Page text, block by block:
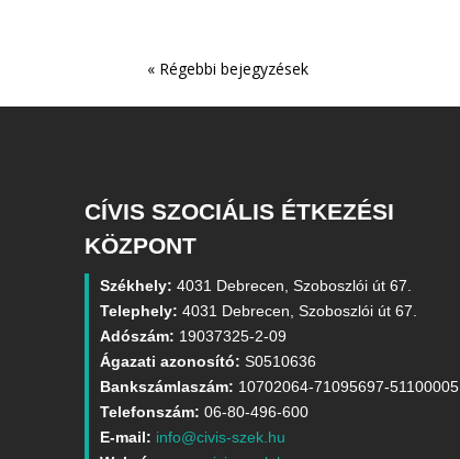
« Régebbi bejegyzések
CÍVIS SZOCIÁLIS ÉTKEZÉSI
KÖZPONT
Székhely: 4031 Debrecen, Szoboszlói út 67.
Telephely: 4031 Debrecen, Szoboszlói út 67.
Adószám: 19037325-2-09
Ágazati azonosító: S0510636
Bankszámlaszám: 10702064-71095697-51100005
Telefonszám: 06-80-496-600
E-mail: info@civis-szek.hu